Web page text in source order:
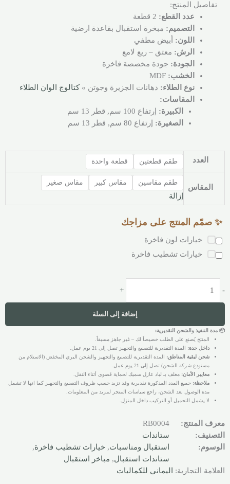
تفاصيل المنتج:
عدد القطع:
التصميم: مبخرة استقبال بقاعدة ارضية
اللون: أبيض مطفي
الرش: معتق – ربع لامع
الجودة: جودة مخصصة فاخرة
الخشب:
نوع الطلاء: دهانات الجزيرة وجوتن »كتالوج الوان الطلاء
المقاسات:
الكبيرة: إرتفاع 100 سم, قطر 13 سم
الصغيرة: إرتفاع 80 سم, قطر 13 سم
العدد طقم قطعتين قطعة واحدة
المقاس
طقم مقاسين مقاس كبير مقاس صغير
إزالة
✨ صمّم المنتج على مزاجك
خيارات لون فاخرة
خيارات تشطيب فاخرة
-
+
إضافة إلى السلة
📦 مدة التنفيذ والشحن التقديرية:
المنتج يُصنع على الطلب خصيصاً لك – غير جاهز مسبقاً.
داخل جدة: المدة التقديرية للتصنيع والتجهيز تصل إلى 21 يوم عمل.
شحن لبقية المناطق: المدة التقديرية للتصنيع والتجهيز والشحن البري المخفض (الاستلام من
مستودع شركة الشحن) تصل إلى 21 يوم عمل.
معايير الأمان: مغلف بـ لباد عازل سميك لحماية قصوى أثناء النقل.
ملاحظة: جميع المدد المذكورة تقديرية وقد تزيد حسب ظروف التصنيع والتجهيز كما انها لا تشمل
مدة الوصول بعد الشحن، راجع سياسات المتجر لمزيد من المعلومات.
لا يشمل التحميل أو التركيب داخل المنزل.
معرف المنتج:
RB0004
التصنيف:
ستاندات
الوسوم:
استقبال ومناسبات, خيارات تشطيب فاخرة,
ستاندات استقبال, مباخر استقبال
العلامة التجارية:
اليماني للكماليات